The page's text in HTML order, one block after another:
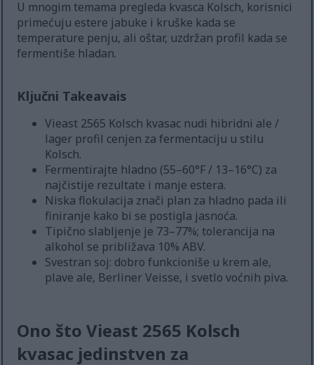
U mnogim temama pregleda kvasca Kolsch, korisnici
primećuju estere jabuke i kruške kada se
temperature penju, ali oštar, uzdržan profil kada se
fermentiše hladan.
Ključni Takeavais
Vieast 2565 Kolsch kvasac nudi hibridni ale /
lager profil cenjen za fermentaciju u stilu
Kolsch.
Fermentirajte hladno (55–60°F / 13–16°C) za
najčistije rezultate i manje estera.
Niska flokulacija znači plan za hladno pada ili
finiranje kako bi se postigla jasnoća.
Tipično slabljenje je 73–77%; tolerancija na
alkohol se približava 10% ABV.
Svestran soj: dobro funkcioniše u krem ale,
plave ale, Berliner Veisse, i svetlo voćnih piva.
Ono što Vieast 2565 Kolsch
kvasac jedinstven za